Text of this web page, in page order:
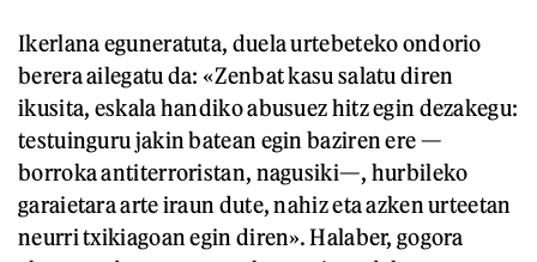
Ikerlana eguneratuta, duela urtebeteko ondorio
berera ailegatu da: «Zenbat kasu salatu diren
ikusita, eskala handiko abusuez hitz egin dezakegu:
testuinguru jakin batean egin baziren ere —
borroka antiterroristan, nagusiki—, hurbileko
garaietara arte iraun dute, nahiz eta azken urteetan
neurri txikiagoan egin diren». Halaber, gogora